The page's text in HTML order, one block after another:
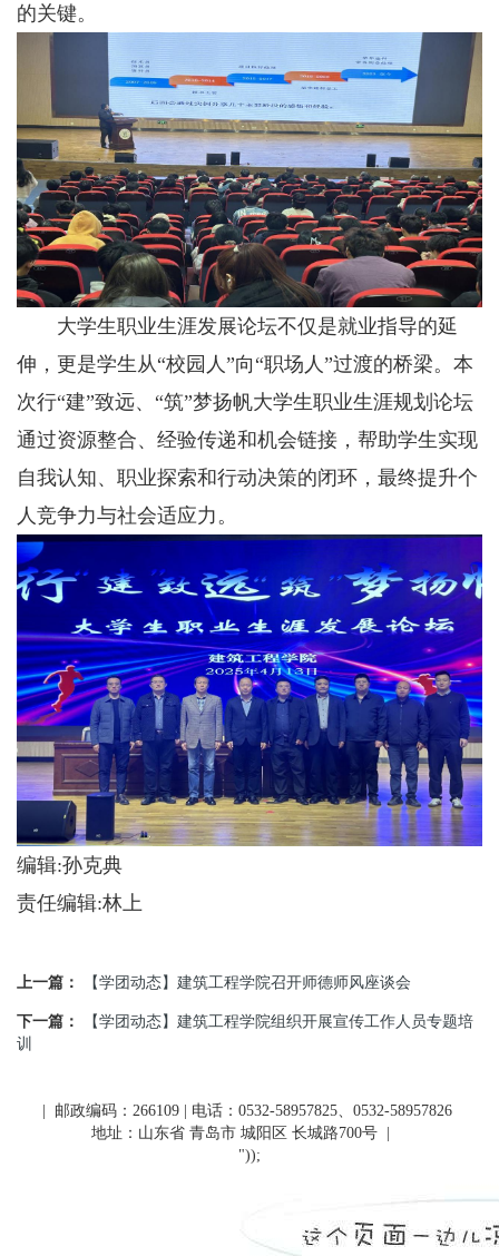
的关键。
大学生职业生涯发展论坛不仅是就业指导的延
伸，更是学生从“校园人”向“职场人”过渡的桥梁。本
次行“建”致远、“筑”梦扬帆大学生职业生涯规划论坛
通过资源整合、经验传递和机会链接，帮助学生实现
自我认知、职业探索和行动决策的闭环，最终提升个
人竞争力与社会适应力。
编辑:孙克典
责任编辑:林上
上一篇： 【学团动态】建筑工程学院召开师德师风座谈会
下一篇：
【学团动态】建筑工程学院组织开展宣传工作人员专题培
训
| 邮政编码：266109 | 电话：0532-58957825、0532-58957826
地址：山东省 青岛市 城阳区 长城路700号 |
"));